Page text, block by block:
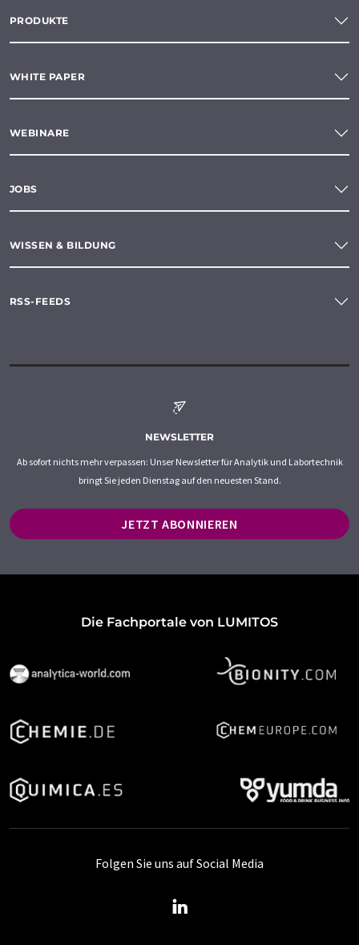
PRODUKTE
WHITE PAPER
WEBINARE
JOBS
WISSEN & BILDUNG
RSS-FEEDS
NEWSLETTER
Ab sofort nichts mehr verpassen: Unser Newsletter für Analytik und Labortechnik
bringt Sie jeden Dienstag auf den neuesten Stand.
JETZT ABONNIEREN
Die Fachportale von LUMITOS
Folgen Sie uns auf Social Media